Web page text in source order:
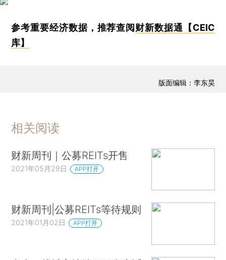
参考重要经济数据，推荐查阅 财新数据通【CEIC
库】
版面编辑：李东昊
相关阅读
财新周刊｜公募REITs开售
2021年05月29日 APP打开
财新周刊|公募REITs等待规则
2021年01月02日 APP打开